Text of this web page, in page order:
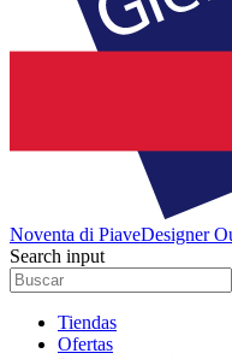
Noventa di PiaveDesigner
Search input
Tiendas
Ofertas